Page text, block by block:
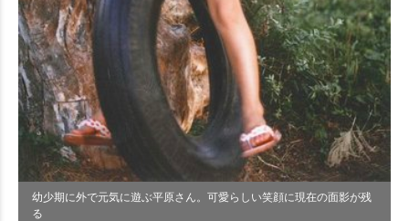
幼少期に外で元気に遊ぶ平原さん。可愛らしい笑顔に現在の面影が残
る